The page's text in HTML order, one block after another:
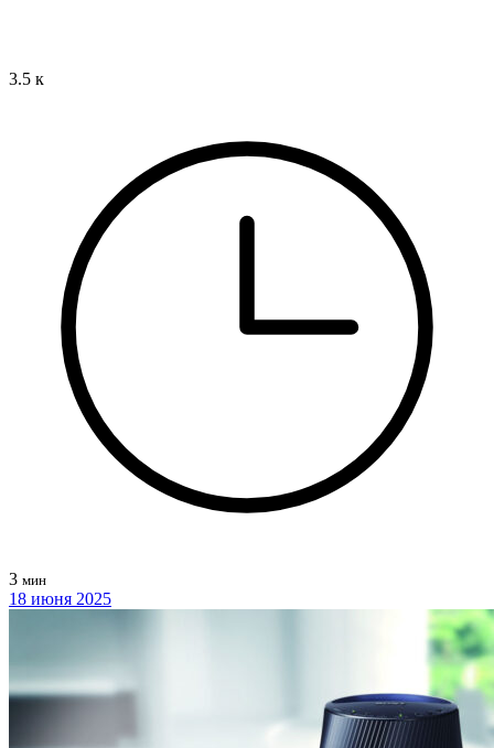
3.5 к
3 мин
18 июня 2025